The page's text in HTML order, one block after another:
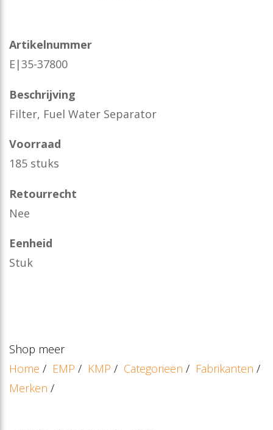
Artikelnummer
E|35-37800
Beschrijving
Filter, Fuel Water Separator
Voorraad
185 stuks
Retourrecht
Nee
Eenheid
Stuk
Shop meer
Home / EMP / KMP / Categorieën / Fabrikanten /
Merken /